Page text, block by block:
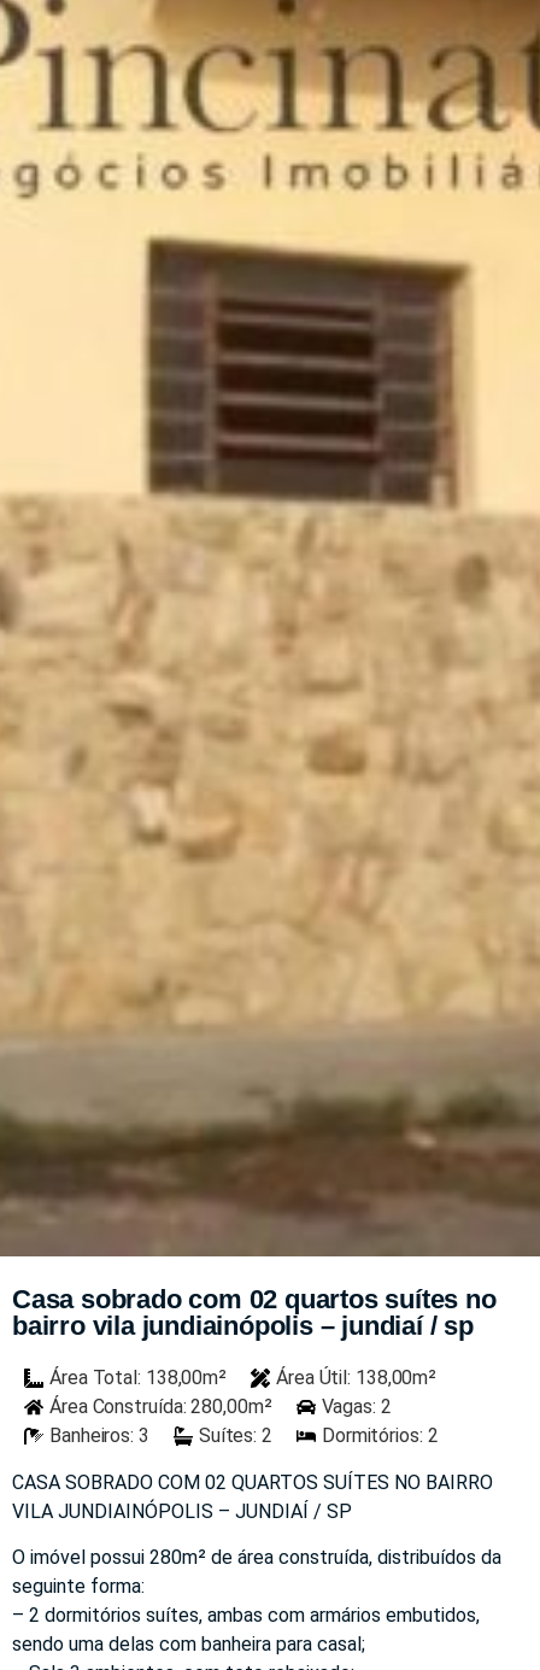
Casa sobrado com 02 quartos suítes no
bairro vila jundiainópolis – jundiaí / sp
Área Total: 138,00m²
Área Útil: 138,00m²
Área Construída: 280,00m²
Vagas: 2
Banheiros: 3
Suítes: 2 Dormitórios: 2
CASA SOBRADO COM 02 QUARTOS SUÍTES NO BAIRRO
VILA JUNDIAINÓPOLIS – JUNDIAÍ / SP
O imóvel possui 280m² de área construída, distribuídos da
seguinte forma:
– 2 dormitórios suítes, ambas com armários embutidos,
sendo uma delas com banheira para casal;